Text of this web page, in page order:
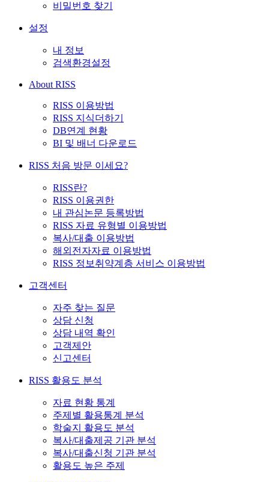
비밀번호 찾기
설정
내 정보
검색환경설정
About RISS
RISS 이용방법
RISS 지식더하기
DB연계 현황
BI 및 배너 다운로드
RISS 처음 방문 이세요?
RISS란?
RISS 이용권한
내 관심논문 등록방법
RISS 자료 유형별 이용방법
복사/대출 이용방법
해외전자자료 이용방법
RISS 정보취약계층 서비스 이용방법
고객센터
자주 찾는 질문
상담 신청
상담 내역 확인
고객제안
신고센터
RISS 활용도 분석
자료 현황 통계
주제별 활용통계 분석
학술지 활용도 분석
복사/대출제공 기관 분석
복사/대출신청 기관 분석
활용도 높은 주제